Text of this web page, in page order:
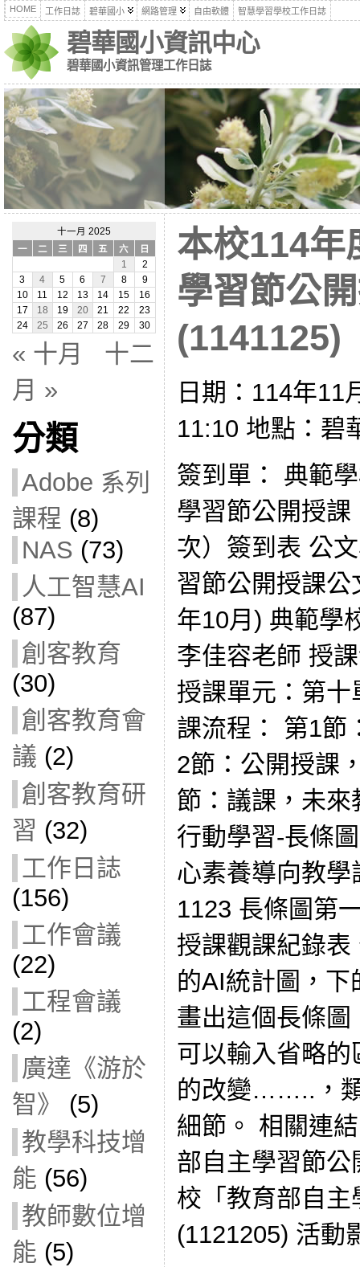
HOME 工作日誌 碧華國小 網路管理 自由軟體 智慧學習學校工作日誌
碧華國小資訊中心
碧華國小資訊管理工作日誌
十一月 2025
一
二 三 四 五 六
日
1
2
3
4 5 6 7 8
9
10
11 12 13 14 15
16
17
18 19 20 21 22
23
24
25 26 27 28 29 30
« 十月
十二
月 »
分類
Adobe 系列
課程 (8)
NAS (73)
人工智慧AI
(87)
創客教育
(30)
創客教育會
議 (2)
創客教育研
習 (32)
工作日誌
(156)
工作會議
(22)
工程會議
(2)
廣達《游於
智》
(5)
教學科技增
能 (56)
教師數位增
能 (5)
本校114年
學習節公
(1141125)
日期：114年11
11:10 地點：碧
簽到單： 典範
學習節公開授
次）簽到表 公
習節公開授課
年10月) 典範學
李佳容老師 授
授課單元：第
課流程： 第1節
2節：公開授課
節：議課，未
行動學習-長條
心素養導向教
1123 長條圖第
授課觀課紀錄
的AI統計圖，
畫出這個長條
可以輸入省略
的改變……..，
細節。 相關連
部自主學習節
校「教育部自
(1121205) 活動